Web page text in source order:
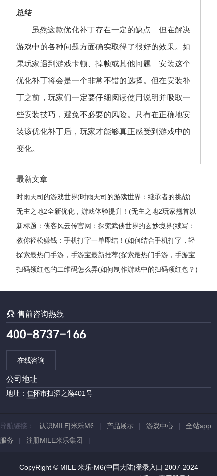
总结
虽然这款优化补丁存在一定的缺点，但在解决
游戏中的各种问题方面确实取得了很好的效果。如
果玩家遇到游戏卡顿、掉帧或其他问题，安装这个
优化补丁将会是一个非常不错的选择。但在安装补
丁之前，玩家们一定要仔细阅读使用说明并吸取一
些安装技巧，避免不必要的风险。只有在正确地安
装该优化补丁后，玩家才能够真正感受到游戏中的
变化。
最新文章
时雨天司的游戏世界(时雨天司的游戏世界：继承者的挑战)
无主之地2全新优化，游戏体验提升！(无主之地2玩家翘首以
盼的全新升级，游戏体验获得飞跃式优化！)
新标题：侠客风云传官网：探究武侠世界的玄妙境界(续写：
侠客风云传官网——揭秘武侠世界的神秘奥妙)
教你轻松赚钱：手机打字一单即结！(如何结合手机打字，轻
松实现赚钱？)
探索最热门手游，手游宝最新推荐(探索最热门手游，手游宝
最新推荐——最全手游推荐指南)
扫码领红包的二维码怎么弄(如何制作游戏中的扫码领红包？)
售前咨询热线
在线咨询
公司地址
地址：仁怀市扫滔之巅401号
导航链接： 认识MILE|米乐M6 | 产品展示 | 游戏中心 | 全站app
服务 | 注册MILE米乐集团 |
CopyRight © MILE|米乐·M6(中国大陆)登录入口 2007-2024